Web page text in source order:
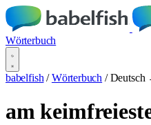
Wörterbuch
babelfish / Wörterbuch / Deutsch
am